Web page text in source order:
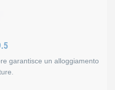
norma 2006/42 CE
né cadere o essere messo male
sicuro nell’apertura di
garantisce un alloggiamento